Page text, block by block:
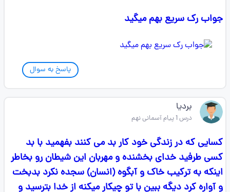
جواب رک سریع بهم میگید
پاسخ به سوال
بردیا
درس 1 پیام آسمانی نهم
کسایی که در زندگی خود کار بد می کنند بفهمید با بد
کسی طرفید خدای بخشنده و مهربان این شیطان رو بخاطر
اینکه به ترکیب خاک و آبگوه (انسان) سجده نکرد بدبخت
و آواره کرد دیگه ببین با تو چیکار میکنه از خدا بترسید و